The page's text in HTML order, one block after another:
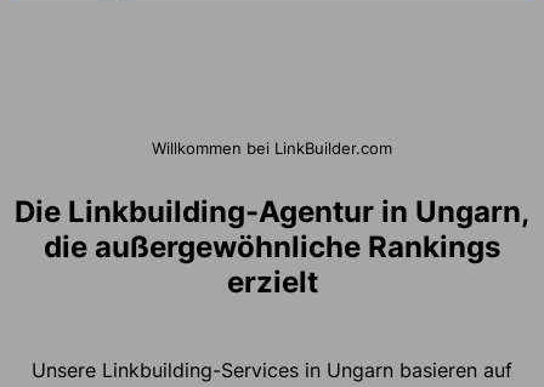
Willkommen bei LinkBuilder.com
Die Linkbuilding-Agentur in Ungarn,
die außergewöhnliche Rankings
erzielt
Unsere Linkbuilding-Services in Ungarn basieren auf